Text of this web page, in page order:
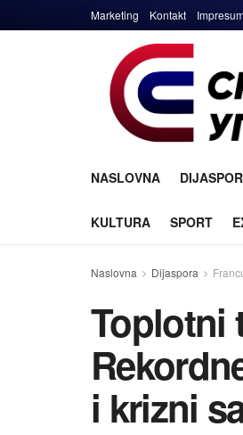
Marketing Kontakt
NASLOVNA
KULTURA SPORT
Naslovna Dijaspora
Toplotni
i krizni